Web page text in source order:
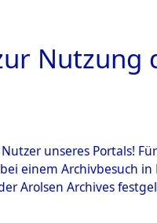
Nutzung
unseres Portals!
einem Archivbesuch
Arolsen Archives